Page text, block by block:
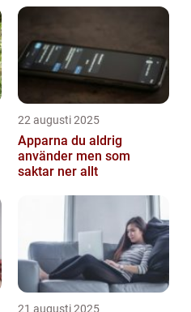
22 augusti 2025
Apparna du aldrig
använder men som
saktar ner allt
21 augusti 2025